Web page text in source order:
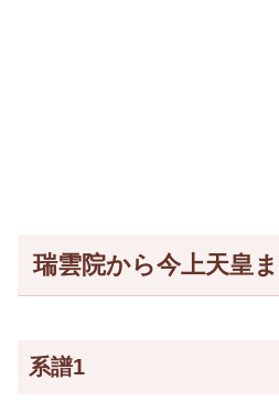
瑞雲院から今上天皇
系譜1